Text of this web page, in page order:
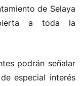
de Selaya
a toda la
podrán señalar
especial interés